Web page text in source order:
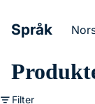
Språk
Filter